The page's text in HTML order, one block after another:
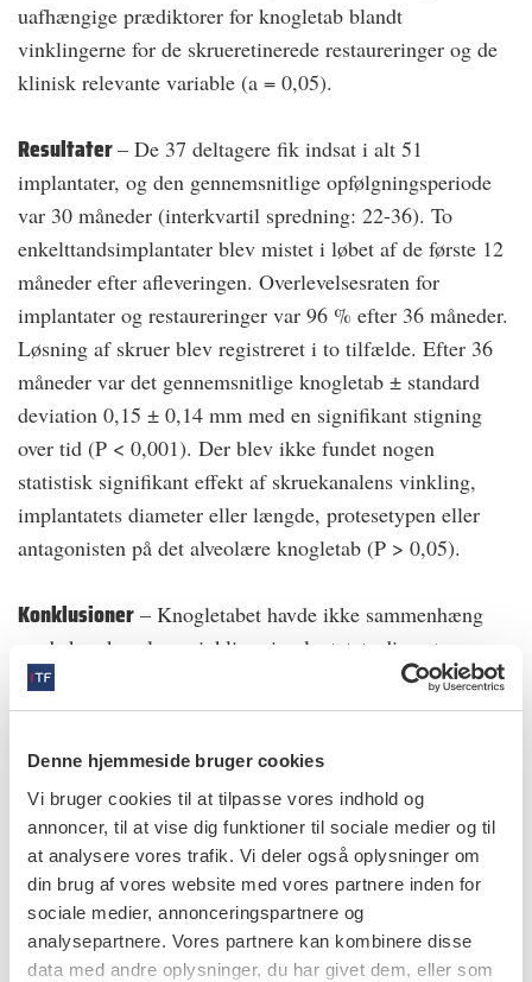
Denne hjemmeside bruger cookies
Vi bruger cookies til at tilpasse vores indhold og
annoncer, til at vise dig funktioner til sociale medier og til
at analysere vores trafik. Vi deler også oplysninger om
din brug af vores website med vores partnere inden for
sociale medier, annonceringspartnere og
analysepartnere. Vores partnere kan kombinere disse
data med andre oplysninger, du har givet dem, eller som
uafhængige prædiktorer for knogletab blandt
vinklingerne for de skrueretinerede restaureringer og de
klinisk relevante variable (a = 0,05).
Resultater– De 37 deltagere fik indsat i alt 51
implantater, og den gennemsnitlige opfølgningsperiode
var 30 måneder (interkvartil spredning: 22-36). To
enkelttandsimplantater blev mistet i løbet af de første 12
måneder efter afleveringen. Overlevelsesraten for
implantater og restaureringer var 96 % efter 36 måneder.
Løsning af skruer blev registreret i to tilfælde. Efter 36
måneder var det gennemsnitlige knogletab ± standard
deviation 0,15 ± 0,14 mm med en signifikant stigning
over tid (P < 0,001). Der blev ikke fundet nogen
statistisk signifikant effekt af skruekanalens vinkling,
implantatets diameter eller længde, protesetypen eller
antagonisten på det alveolære knogletab (P > 0,05).
Konklusioner – Knogletabet havde ikke sammenhæng
med skruekanalens vinkling, implantatets diameter,
implantatets længde, protesetypen eller antagonistens
beskaffenhed, når der blev indsat posteriore
implantatunderstøttede faste proteser i monolitisk
zirkonia med vinklede skruekanaler. I løbet af de første
tre års funktionstid var de eneste mekaniske
komplikationer to tilfælde af løsnede skruer.
Klinisk relevans:
Klinikere bør overveje posteriore implantatunderstøttede faste
proteser i monolitisk zirkonia med vinklet skruekanal som et